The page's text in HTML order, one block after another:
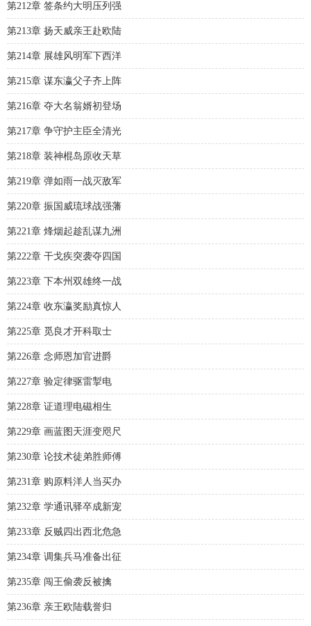
第212章 签条约大明压列强
第213章 扬天威亲王赴欧陆
第214章 展雄风明军下西洋
第215章 谋东瀛父子齐上阵
第216章 夺大名翁婿初登场
第217章 争守护主臣全清光
第218章 装神棍岛原收天草
第219章 弹如雨一战灭敌军
第220章 振国威琉球战强藩
第221章 烽烟起趁乱谋九洲
第222章 干戈疾突袭夺四国
第223章 下本州双雄终一战
第224章 收东瀛奖励真惊人
第225章 觅良才开科取士
第226章 念师恩加官进爵
第227章 验定律驱雷掣电
第228章 证道理电磁相生
第229章 画蓝图天涯变咫尺
第230章 论技术徒弟胜师傅
第231章 购原料洋人当买办
第232章 学通讯驿卒成新宠
第233章 反贼四出西北危急
第234章 调集兵马准备出征
第235章 闯王偷袭反被擒
第236章 亲王欧陆载誉归